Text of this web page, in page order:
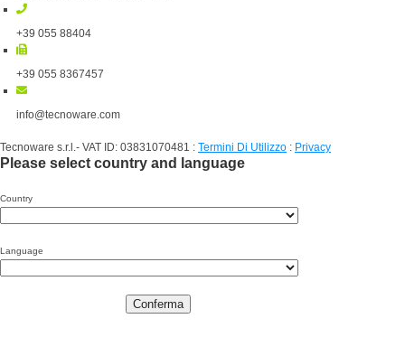
+39 055 88404
+39 055 8367457
info@tecnoware.com
Tecnoware s.r.l.- VAT ID: 03831070481 : Termini Di Utilizzo : Privacy
Please select country and language
Country
Language
Conferma